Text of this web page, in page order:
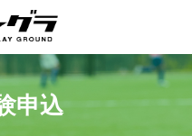
申込